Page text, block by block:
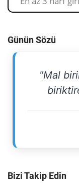
Günün Sözü
"Mal
Bizi Takip Edin